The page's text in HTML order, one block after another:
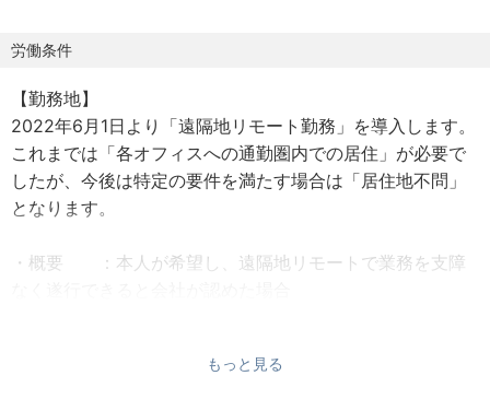
17号等）
備
・損害保険会社、少額短期保険業者等の保険計理人業
務
■責任準備金関係の監査補助業務
・各GAAPに基づき算出された責任準備金のレビューおよび
労働条件
【勤務地】
2022年6月1日より「遠隔地リモート勤務」を導入します。
これまでは「各オフィスへの通勤圏内での居住」が必要で
したが、今後は特定の要件を満たす場合は「居住地不問」
となります。
・概要 ：本人が希望し、遠隔地リモートで業務を支障
・適用要件：①遠隔地前提雇用※入社後の移住も可、②育
もっと見る